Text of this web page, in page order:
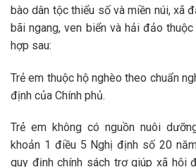
bào dân tộc thiểu số và miền núi, xã
bãi ngang, ven biển và hải đảo
hợp sau:
Trẻ em thuộc hộ nghèo theo chuẩn
định của Chính phủ.
Trẻ em không có nguồn nuôi
khoản 1 điều 5 Nghị định số 20
quy định chính sách trợ giúp xã hội